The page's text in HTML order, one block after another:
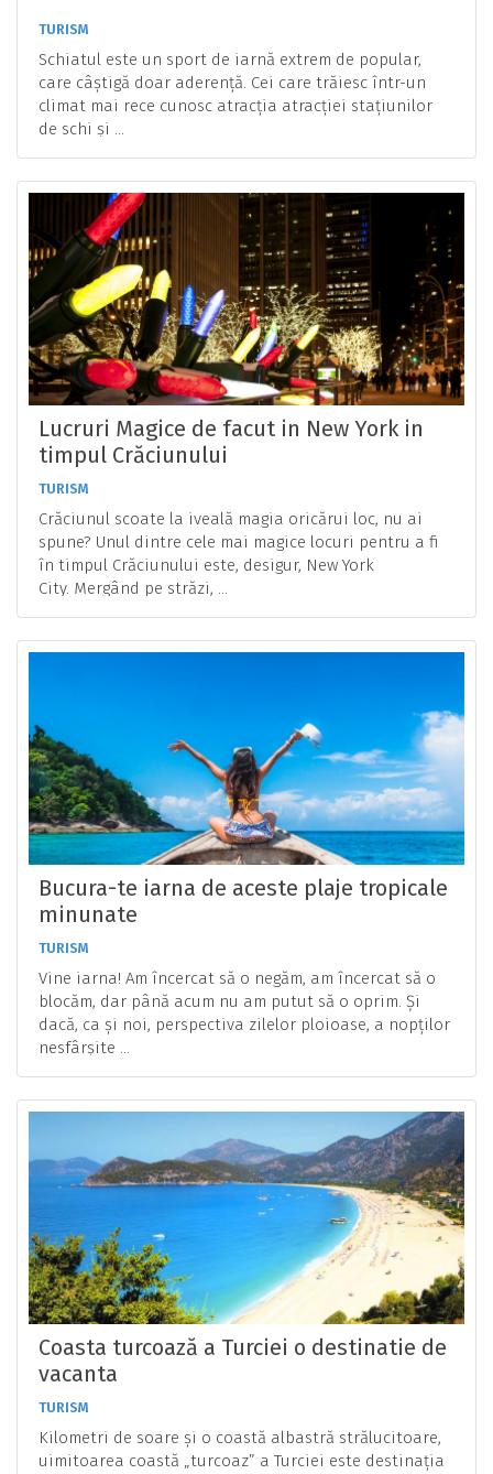
TURISM
Schiatul este un sport de iarnă extrem de popular,
care câștigă doar aderență. Cei care trăiesc într-un
climat mai rece cunosc atracția atracției stațiunilor
de schi și ...
Lucruri Magice de facut in New York in
timpul Crăciunului
TURISM
Crăciunul scoate la iveală magia oricărui loc, nu ai
spune? Unul dintre cele mai magice locuri pentru a fi
în timpul Crăciunului este, desigur, New York
City. Mergând pe străzi, ...
Bucura-te iarna de aceste plaje tropicale
minunate
TURISM
Vine iarna! Am încercat să o negăm, am încercat să o
blocăm, dar până acum nu am putut să o oprim. Și
dacă, ca și noi, perspectiva zilelor ploioase, a nopților
nesfârșite ...
Coasta turcoază a Turciei o destinatie de
vacanta
TURISM
Kilometri de soare și o coastă albastră strălucitoare,
uimitoarea coastă „turcoaz” a Turciei este destinația